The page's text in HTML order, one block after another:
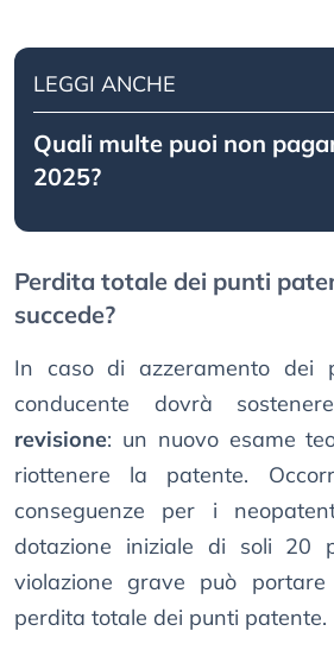
LEGGI ANCHE
Quali multe puoi non
2025?
Perdita totale dei punti
succede?
In caso di azzeramento dei
conducente dovrà
revisione: un nuovo esame
riottenere la patente.
conseguenze per i
dotazione iniziale di soli 20
violazione grave può
perdita totale dei punti patente.